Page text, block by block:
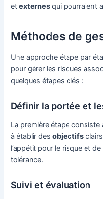
etexternes qui pourraient
Méthodes de
Une approche étape par
pour gérer les risques
quelques étapes clés :
Définir la portée et
La première étape consiste
à établir desobjectifs
l’appétit pour le risque et
tolérance.
Suivi et évaluation